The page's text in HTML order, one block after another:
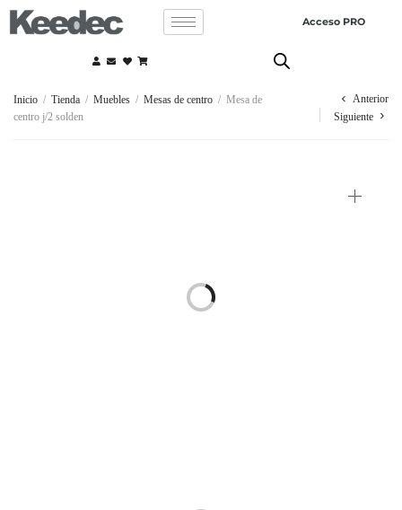
Acceso PRO
Inicio / Tienda / Muebles / Mesas de centro / Mesa de
centro j/2 solden
Anterior
Siguiente